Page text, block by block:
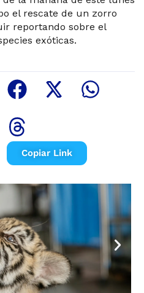
el rescate de un zorro
reportando sobre el
exóticas.
Copiar Link